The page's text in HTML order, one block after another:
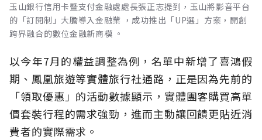
玉山銀行信用卡暨支付金融處處長張正志提到，玉山將影音平台
的「訂閱制」大膽導入金融業 ，成功推出「UP選」方案，開創
跨界融合的數位金融新商模 。
以今年7月的權益調整為例，名單中新增了喜鴻假
期、鳳凰旅遊等實體旅行社通路，正是因為先前的
「領取優惠」的活動數據顯示，實體團客購買高單
價套裝行程的需求強勁，進而主動讓回饋更貼近消
費者的實際需求。